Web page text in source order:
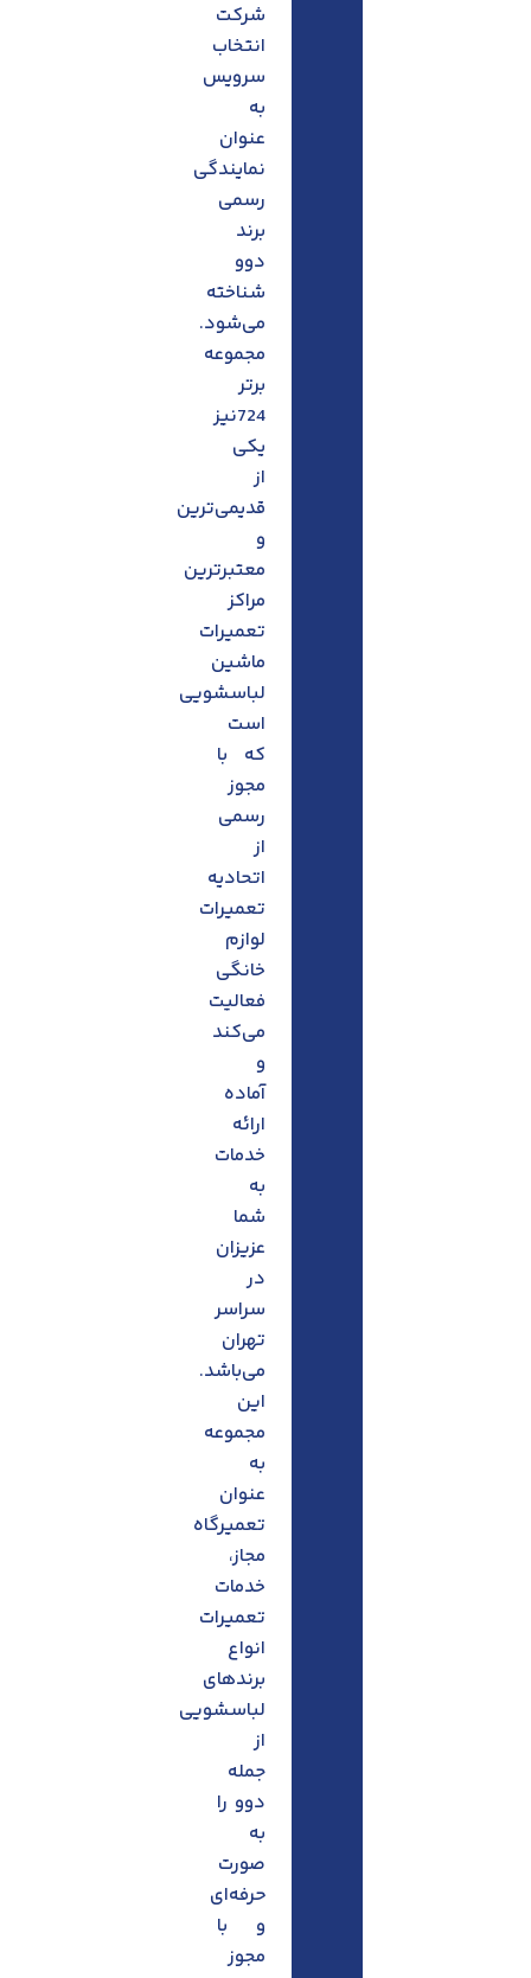
شرکت
انتخاب
سرویس
به
عنوان
نمایندگی
رسمی
برند
دوو
شناخته
می‌شود.
مجموعه
برتر
724نیز
یکی
از
قدیمی‌ترین
و
معتبرترین
مراکز
تعمیرات
ماشین
لباسشویی
است
که با
مجوز
رسمی
از
اتحادیه
تعمیرات
لوازم
خانگی
فعالیت
می‌کند
و
آماده
ارائه
خدمات
به
شما
عزیزان
در
سراسر
تهران
می‌باشد.
این
مجموعه
به
عنوان
تعمیرگاه
مجاز،
خدمات
تعمیرات
انواع
برندهای
لباسشویی
از
جمله
دوو را
به
صورت
حرفه‌ای
و با
مجوز